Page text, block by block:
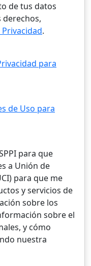
de tus datos
derechos,
.
para
de Uso para
para que
a Unión de
para que me
y servicios de
sobre los
sobre el
y cómo
nuestra